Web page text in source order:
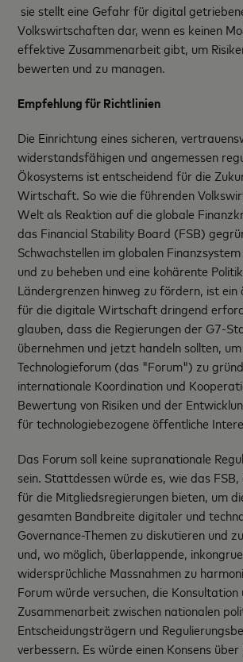
sie stellt eine Gefahr für digital
Volkswirtschaften dar, wenn es keinen
effektive Zusammenarbeit gibt, um
bewerten und zu managen.
Empfehlung für Richtlinien
Die Einrichtung eines sicheren,
widerstandsfähigen und angemessen
Ökosystems ist entscheidend für die
Wirtschaft. So wie die führenden
Welt als Reaktion auf die globale
das Financial Stability Board (FSB)
Schwachstellen im globalen
und zu beheben und eine kohärente
Ländergrenzen hinweg zu fördern, ist ein
für die digitale Wirtschaft dringend
glauben, dass die Regierungen der G7-
übernehmen und jetzt handeln sollten,
Technologieforum (das "Forum") zu
internationale Koordination und
Bewertung von Risiken und der
für technologiebezogene öffentliche
Das Forum soll keine supranationale
sein. Stattdessen würde es, wie das
für die Mitgliedsregierungen bieten, um
gesamten Bandbreite digitaler und
Governance-Themen zu diskutieren und
und, wo möglich, überlappende,
widersprüchliche Massnahmen zu
Forum würde versuchen, die Konsultation
Zusammenarbeit zwischen nationalen
Entscheidungsträgern und
verbessern. Es würde einen Konsens